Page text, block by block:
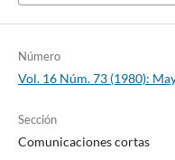
Número
Vol. 16 Núm. 73 (1980):
Sección
Comunicaciones cortas